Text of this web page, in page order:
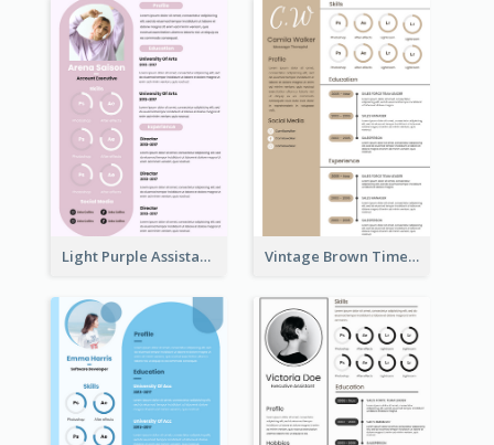
Light Purple Assistant Resume Vintage Brown Timeline Resume